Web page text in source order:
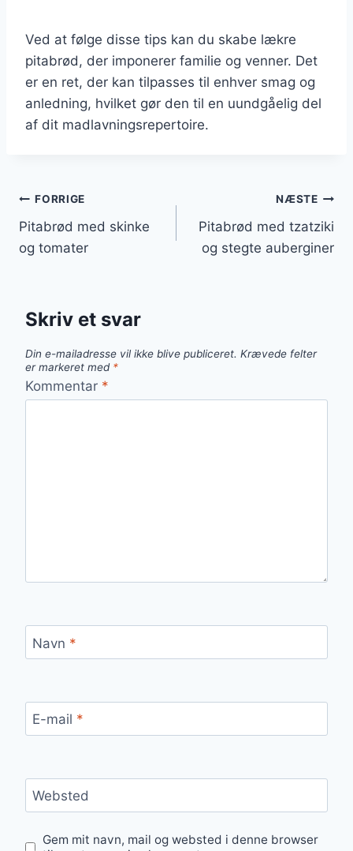
Ved at følge disse tips kan du skabe lækre
pitabrød, der imponerer familie og venner. Det
er en ret, der kan tilpasses til enhver smag og
anledning, hvilket gør den til en uundgåelig del
af dit madlavningsrepertoire.
Indlægsnavigation
FORRIGE
Pitabrød med skinke
og tomater
NÆSTE
Pitabrød med tzatziki
og stegte auberginer
Skriv et svar
Din e-mailadresse vil ikke blive publiceret. Krævede felter
er markeret med *
Kommentar *
Navn *
E-mail *
Websted
Gem mit navn, mail og websted i denne browser